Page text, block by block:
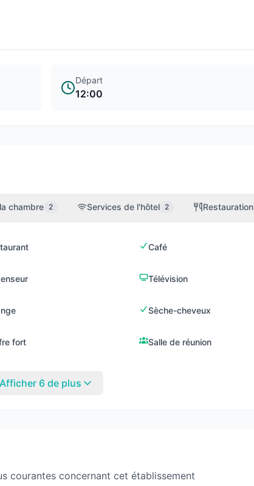
Départ
12:00
chambre 2 Services de l'hôtel 2 Restauration
Café
Télévision
Sèche-cheveux
fort Salle de réunion
Afficher 6 de plus
courantes concernant cet établissement